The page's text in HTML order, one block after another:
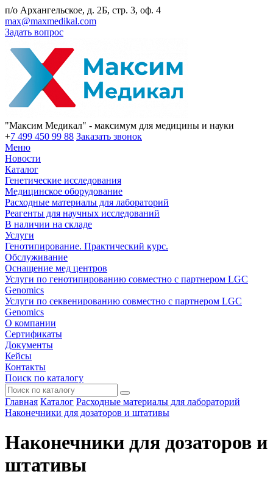
п/о Архангельское, д. 2Б, стр. 3, оф. 4
max@maxmedikal.com
Задать вопрос
"Максим Медикал" - максимум для медицины и науки
+7 499 450 99 88 Заказать звонок
Меню
Новости
Каталог
Генетические исследования
Медицинское оборудование
Расходные материалы для лабораторий
Реагенты для научных исследований
В наличии на складе
Услуги
Генотипирование. Практический курс.
Обслуживание
Оснащение мед центров
Услуги по генотипированию совместно с партнером LGC
Genomics
Услуги по секвенированию совместно с партнером LGC
Genomics
О компании
Сертификаты
Документы
Кейсы
Контакты
Поиск по каталогу
Главная Каталог Расходные материалы для лабораторий
Наконечники для дозаторов и штативы
Наконечники для дозаторов и
штативы